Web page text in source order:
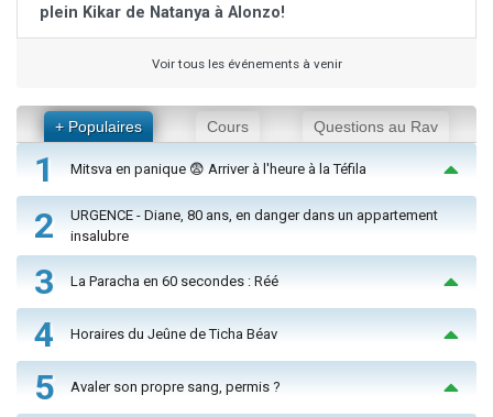
plein Kikar de Natanya à Alonzo!
Voir tous les événements à venir
+ Populaires Cours Questions au Rav
1 Mitsva en panique 😨 Arriver à l'heure à la Téfila
2
URGENCE - Diane, 80 ans, en danger dans un appartement
insalubre
3 La Paracha en 60 secondes : Réé
4 Horaires du Jeûne de Ticha Béav
5 Avaler son propre sang, permis ?